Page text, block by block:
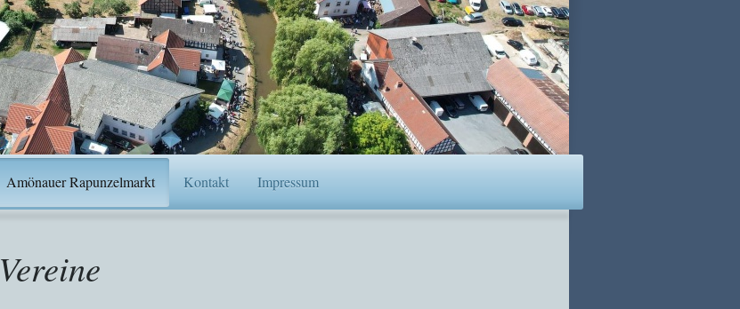
Amönauer Rapunzelmarkt Kontakt Impressum
Vereine